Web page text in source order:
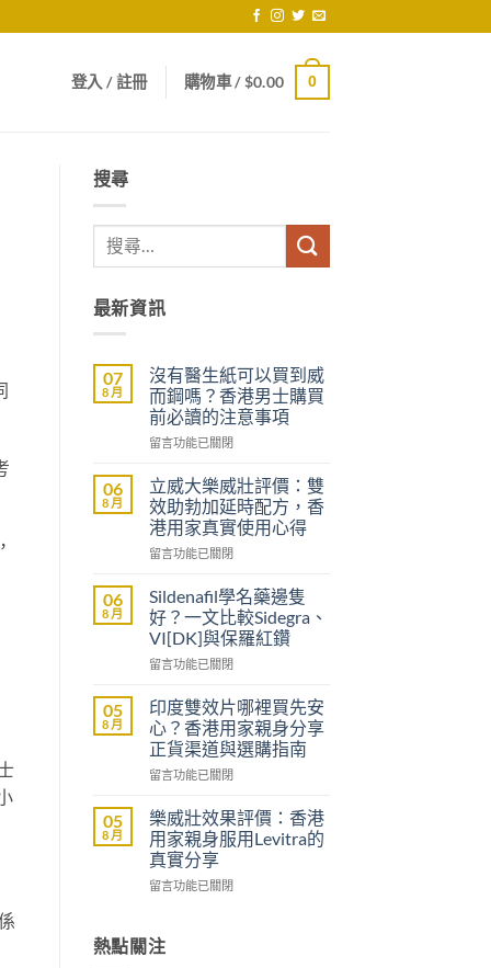
登入 / 註冊 購物車 /$0.00 0
搜尋
最新資訊
07
8 月
沒有醫生紙可以買到威
而鋼嗎？香港男士購買
前必讀的注意事項
在
有
醫
生
紙
可
買
到
威
而
鋼
香
港
男
士
購
前
必
讀
的
注
項〉
留言功能已關閉
06
8 月
立威大樂威壯評價：雙
效助勃加延時配方，香
港用家真實使用心得
在
威
大
樂
威
壯
價：
雙
效
助
勃
延
時
配
方，
香
家
留言功能已關閉
06
8 月
Sildenafil學名藥邊隻
好？一文比較Sidegra、
VI[DK]與保羅紅鑽
在
學
名
藥
邊
隻
一
文
比
較
Sidegra、
保
留言功能已關閉
05
8 月
印度雙效片哪裡買先安
心？香港用家親身分享
正貨渠道與選購指南
在
度
雙
效
片
哪
先
留言功能已關閉
05
8 月
樂威壯效果評價：香港
用家親身服用Levitra的
真實分享
在
壯
效
留言功能已關閉
熱點關注